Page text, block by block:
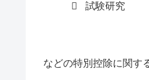
試験研究
などの特別控除に関す